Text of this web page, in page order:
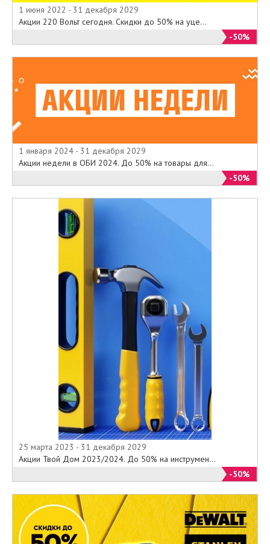
1 июня 2022 - 31 декабря 2029
Акции 220 Вольт сегодня. Скидки до 50% на уце...
-50%
1 января 2024 - 31 декабря 2029
Акции недели в ОБИ 2024. До 50% на товары для...
-50%
25 марта 2023 - 31 декабря 2029
Акции Твой Дом 2023/2024. До 50% на инструмен...
-50%